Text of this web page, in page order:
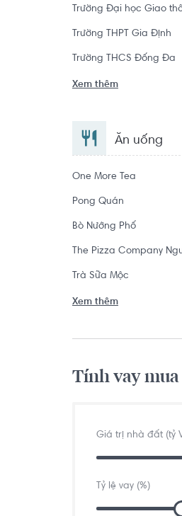
Trường Đại học Giao
Trường THPT Gia Định
Trường THCS Đống Đa
Xem thêm
Ăn uống
One More Tea
Pong Quán
Bò Nướng Phố
The Pizza Company
Trà Sữa Mộc
Xem thêm
Tính vay
Giá trị nhà đất (tỷ
Tỷ lệ vay (%)